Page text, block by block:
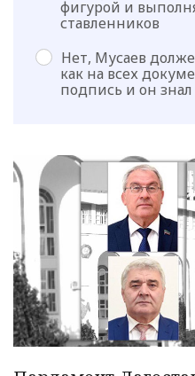
фигурой и
ставленников
Нет, Мусаев
как на всех
подпись и он